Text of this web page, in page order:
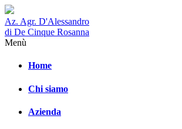
Az. Agr. D'Alessandro
di De Cinque Rosanna
Menù
Home
Chi siamo
Azienda